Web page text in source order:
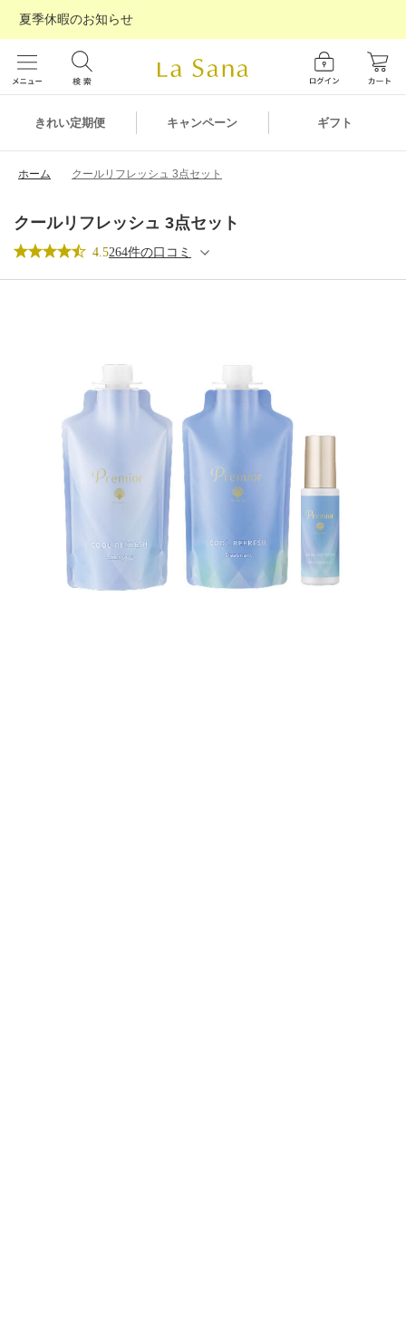
きれい定期便 キャンペーン ギフト
夏季休暇のお知らせ
ホーム クールリフレッシュ 3点セット
クールリフレッシュ 3点セット
4.5264件の口コミ